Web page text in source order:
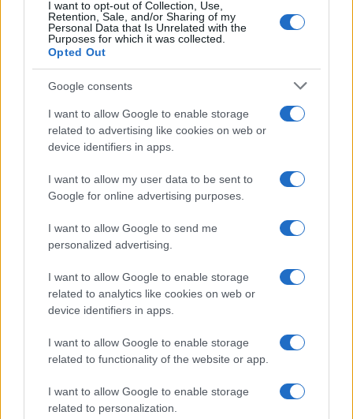
I want to opt-out of Collection, Use,
Retention, Sale, and/or Sharing of my
Personal Data that Is Unrelated with the
Purposes for which it was collected.
Opted Out
Google consents
I want to allow Google to enable storage
related to advertising like cookies on web or
device identifiers in apps.
I want to allow my user data to be sent to
Google for online advertising purposes.
I want to allow Google to send me
personalized advertising.
I want to allow Google to enable storage
related to analytics like cookies on web or
device identifiers in apps.
I want to allow Google to enable storage
related to functionality of the website or app.
I want to allow Google to enable storage
related to personalization.
À lire aussi
MONDE